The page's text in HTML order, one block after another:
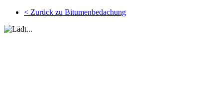
< Zurück zu Bitumenbedachung